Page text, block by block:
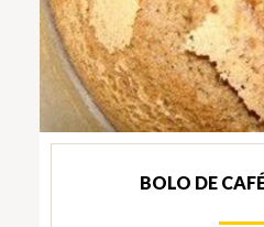
BOLO DE